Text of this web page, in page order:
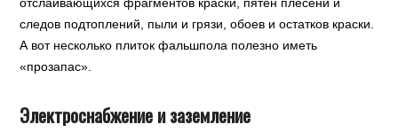
следов подтоплений, пыли и грязи, обоев и остатков краски.
А вот несколько плиток фальшпола полезно иметь
«прозапас».
Электроснабжение и заземление